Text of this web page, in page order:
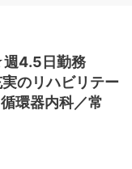
4.5日勤務
のリハビリテー
環器内科／常